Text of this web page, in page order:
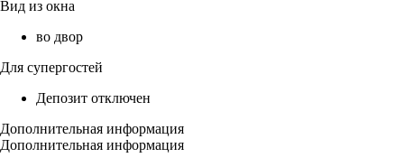
Вид из окна
во двор
Для супергостей
Депозит отключен
Дополнительная информация
Дополнительная информация